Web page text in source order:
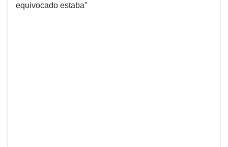
equivocado estaba"